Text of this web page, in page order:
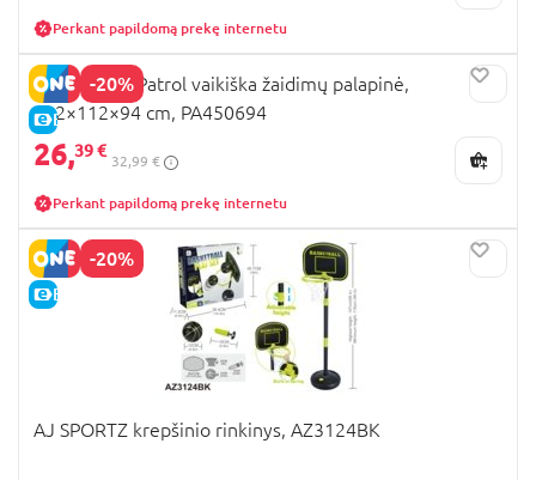
Perkant papildomą prekę internetu
-20%
E-KAINA
STAMP Paw Patrol vaikiška žaidimų palapinė,
112×112×94 cm, PA450694
26,39 €
32,99 €
Perkant papildomą prekę internetu
-20%
E-KAINA
AJ SPORTZ krepšinio rinkinys, AZ3124BK